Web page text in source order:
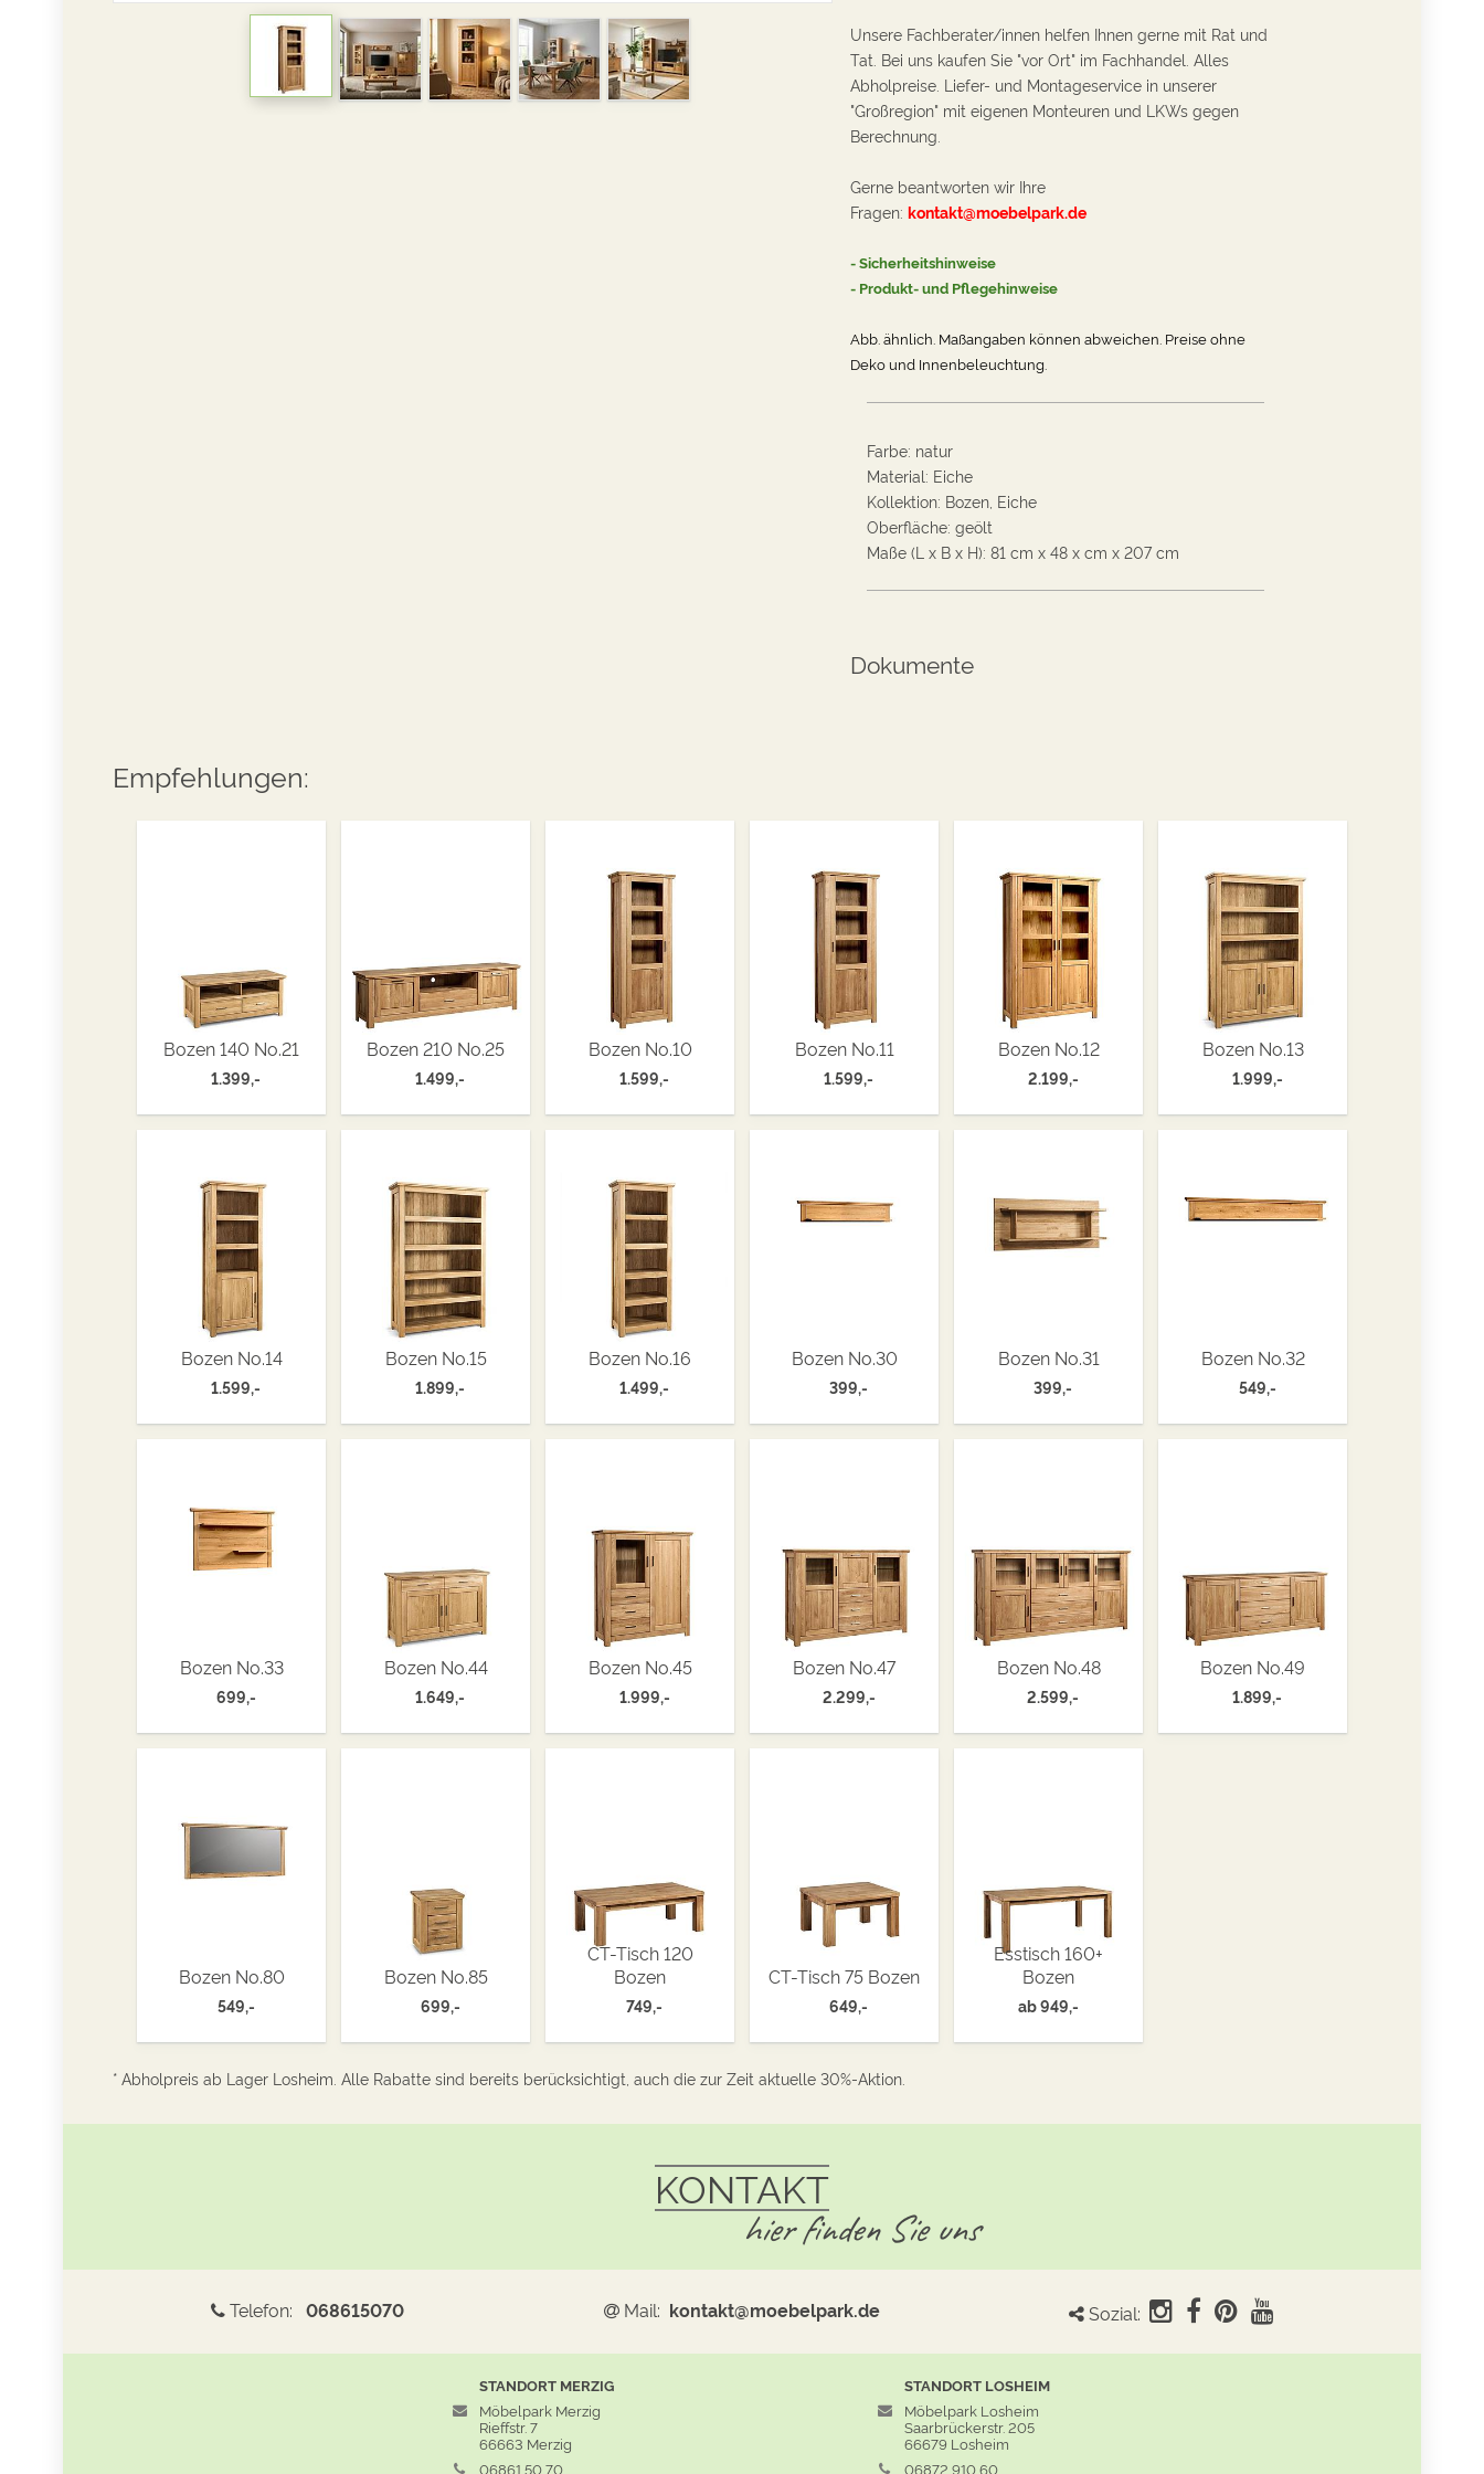
Unsere Fachberater/innen helfen Ihnen gerne mit Rat und
Tat. Bei uns kaufen Sie "vor Ort" im Fachhandel. Alles
Abholpreise. Liefer- und Montageservice in unserer
"Großregion" mit eigenen Monteuren und LKWs gegen
Berechnung.
Gerne beantworten wir Ihre
Fragen: kontakt@moebelpark.de
- Sicherheitshinweise
- Produkt- und Pflegehinweise
Abb. ähnlich. Maßangaben können abweichen. Preise ohne
Deko und Innenbeleuchtung.
Farbe: natur
Material: Eiche
Kollektion: Bozen, Eiche
Oberfläche: geölt
Maße (L x B x H): 81 cm x 48 x cm x 207 cm
Dokumente
Empfehlungen:
Bozen 140 No.21
1.399,-
Bozen 210 No.25
1.499,-
Bozen No.10
1.599,-
Bozen No.11
1.599,-
Bozen No.12
2.199,-
Bozen No.13
1.999,-
Bozen No.14
1.599,-
Bozen No.15
1.899,-
Bozen No.16
1.499,-
Bozen No.30
399,-
Bozen No.31
399,-
Bozen No.32
549,-
Bozen No.33
699,-
Bozen No.44
1.649,-
Bozen No.45
1.999,-
Bozen No.47
2.299,-
Bozen No.48
2.599,-
Bozen No.49
1.899,-
Bozen No.80
549,-
Bozen No.85
699,-
CT-Tisch 120
Bozen
749,-
CT-Tisch 75 Bozen
649,-
Esstisch 160+
Bozen
ab949,-
* Abholpreis ab Lager Losheim. Alle Rabatte sind bereits berücksichtigt, auch die zur Zeit aktuelle 30%-Aktion.
KONTAKT
hier finden Sie uns
Telefon:068615070 Mail: kontakt@moebelpark.de Sozial:
STANDORT MERZIG
Möbelpark Merzig
Rieffstr. 7
66663 Merzig
06861 50 70
STANDORT LOSHEIM
Möbelpark Losheim
Saarbrückerstr. 205
66679 Losheim
06872 910 60